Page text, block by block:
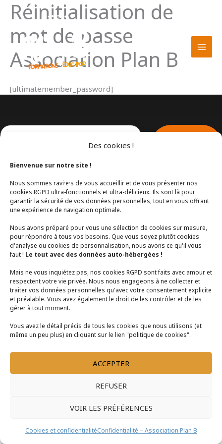
Des cookies !
Bienvenue sur notre site !
Nous sommes ravi·e·s de vous accueillir et de vous présenter nos
cookies RGPD ultra-fonctionnels et ultra-délicieux. Ils sont là pour
garantir la sécurité de vos données personnelles, tout en vous offrant
une expérience de navigation optimale.
Nous avons préparé pour vous une sélection de cookies sur mesure,
pour répondre à tous vos besoins. Que vous soyez plutôt cookies
d'analyse ou cookies de personnalisation, nous avons ce qu'il vous
faut ! Le tout avec des données auto-hébergées !
Mais ne vous inquiétez pas, nos cookies RGPD sont faits avec amour et
respectent votre vie privée. Nous nous engageons à ne collecter et
traiter vos données personnelles qu'avec votre consentement explicite
et préalable. Vous avez également le droit de les contrôler et de les
gérer à tout moment.
Vous avez le détail précis de tous les cookies que nous utilisons (et
même un peu plus) en cliquant sur le lien "politique de cookies".
ACCEPTER
REFUSER
VOIR LES PRÉFÉRENCES
Cookies et confidentialitéConfidentialité – Association Plan B
AllerRéinitialisation de
mot de passe
Association Plan B
[ultimatemember_password]
Plan B bénéficie du soutien de la Région
Bretagne
Copyright © 2026 Association Plan B
Conditions Générales de Vente|Mentions Légales